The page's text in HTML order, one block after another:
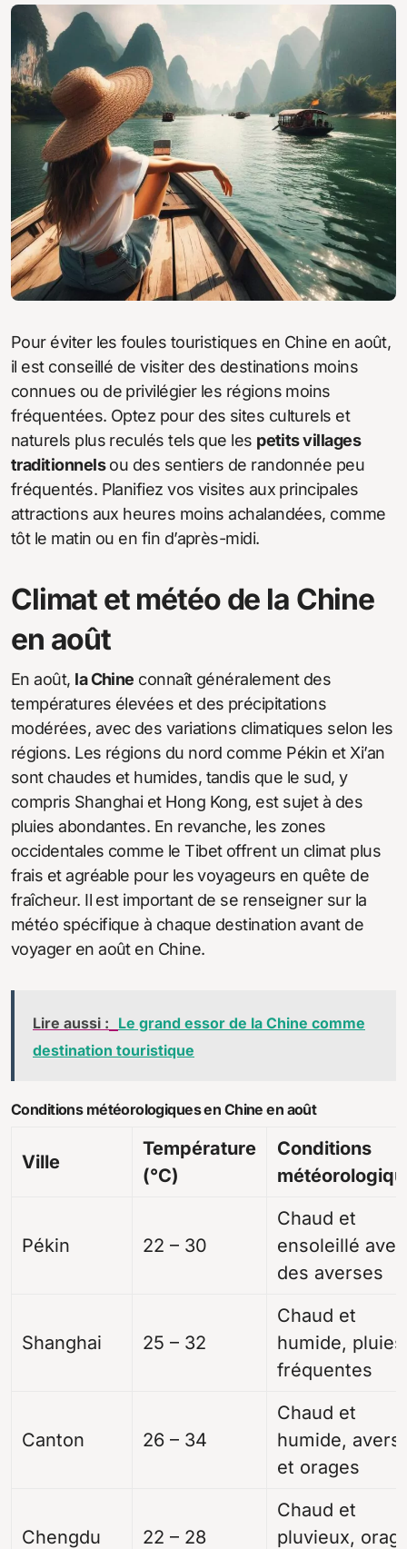
Pour éviter les foules touristiques en Chine en août,
il est conseillé de visiter des destinations moins
connues ou de privilégier les régions moins
fréquentées. Optez pour des sites culturels et
naturels plus reculés tels que les petits villages
traditionnelsou des sentiers de randonnée peu
fréquentés. Planifiez vos visites aux principales
attractions aux heures moins achalandées, comme
tôt le matin ou en fin d’après-midi.
Climat et météo de la Chine
en août
En août, la Chine connaît généralement des
températures élevées et des précipitations
modérées, avec des variations climatiques selon les
régions. Les régions du nord comme Pékin et Xi’an
sont chaudes et humides, tandis que le sud, y
compris Shanghai et Hong Kong, est sujet à des
pluies abondantes. En revanche, les zones
occidentales comme le Tibet offrent un climat plus
frais et agréable pour les voyageurs en quête de
fraîcheur. Il est important de se renseigner sur la
météo spécifique à chaque destination avant de
voyager en août en Chine.
Lire aussi : Le grand essor de la Chine comme
destination touristique
Conditions météorologiques en Chine en août
Ville
Température
(°C)
Conditions
Pékin 22 – 30
Chaud et
ensoleillé avec
des averses
Shanghai 25 – 32
Chaud et
humide, pluies
fréquentes
Canton 26 – 34
Chaud et
humide,
et orages
Chengdu 22 – 28
Chaud et
pluvieux,